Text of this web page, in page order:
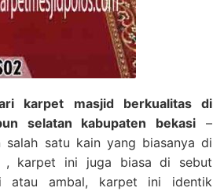
karpet masjid berkualitas di
selatan kabupaten bekasi –
salah satu kain yang biasanya di
karpet ini juga biasa di sebut
atau ambal, karpet ini identik